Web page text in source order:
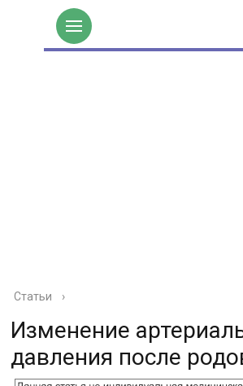
Статьи ›
Изменение
давления после